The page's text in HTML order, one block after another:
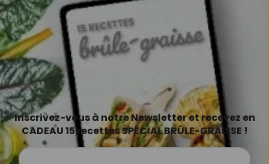
Inscrivez-vous à notre Newsletter et recevez en
CADEAU 15 recettes SPÉCIAL BRÛLE-GRAISSE !